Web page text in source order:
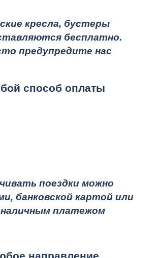
кресла, бустеры
бесплатно.
предупредите нас
способ оплаты
поездки можно
банковской картой или
платежом